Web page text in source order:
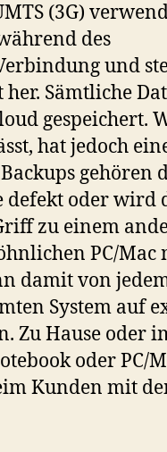
(3G)
des
und
Sämtliche
gespeichert.
hat jedoch
gehören
defekt oder wird
zu einem
PC/Mac
damit von
System auf
Zu Hause oder
oder PC/
Kunden mit